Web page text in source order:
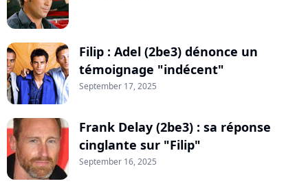
Filip : Adel (2be3) dénonce un
témoignage "indécent"
September 17, 2025
Frank Delay (2be3) : sa réponse
cinglante sur "Filip"
September 16, 2025